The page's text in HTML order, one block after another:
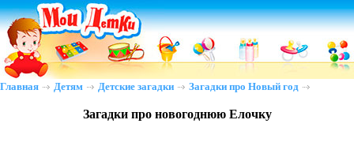
Главная Детям Детские загадки Загадки про Новый год
Загадки про новогоднюю Елочку